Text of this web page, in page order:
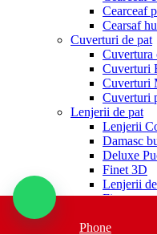
Cearceaf
Cearsaf
Cuverturi de pat
Cuvertura
Cuverturi
Cuverturi
Cuverturi
Lenjerii de pat
Lenjerii
Damasc
Deluxe
Finet 3D
Lenjerii
Finet cu
Phone